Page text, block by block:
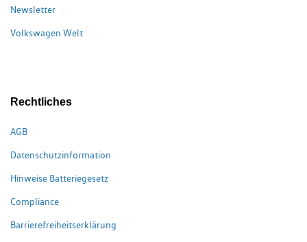
Newsletter
Volkswagen Welt
Rechtliches
AGB
Datenschutzinformation
Hinweise Batteriegesetz
Compliance
Barrierefreiheitserklärung